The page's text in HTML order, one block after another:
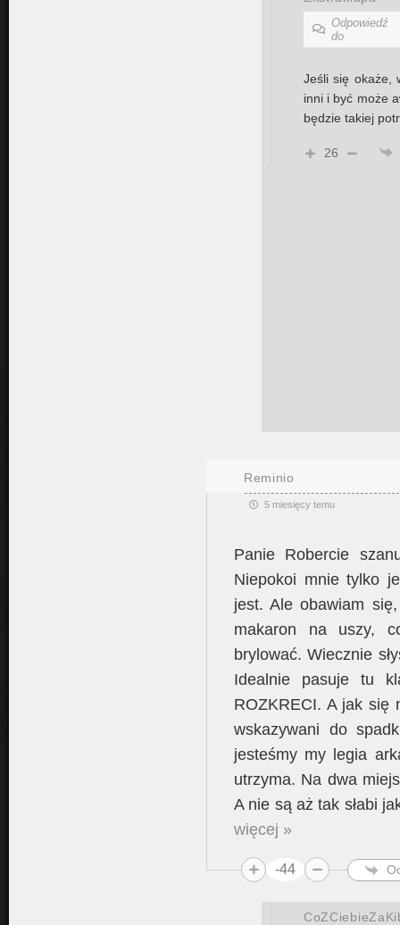
Odpowiedź
do
Jeśli się okaże,
inni i być może
będzie takiej
26
Reminio
5 miesięcy temu
Panie Robercie
Niepokoi mnie tylko
jest. Ale obawiam
makaron na uszy,
brylować. Wiecznie
Idealnie pasuje tu
ROZKRECI. A jak się
wskazywani do
jesteśmy my legia
utrzyma. Na dwa
A nie są aż tak słabi
więcej »
-44